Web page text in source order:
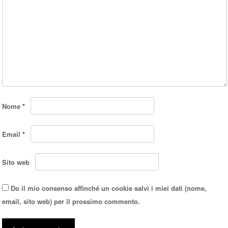
Nome*
Email*
Sito web
Do il mio consenso affinché un cookie salvi i miei dati (nome,
email, sito web) per il prossimo commento.